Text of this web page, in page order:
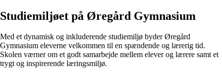
Studiemiljøet på Øregård Gymnasium
Med et dynamisk og inkluderende studiemiljø byder Øregård
Gymnasium eleverne velkommen til en spændende og lærerig tid.
Skolen værner om et godt samarbejde mellem elever og lærere samt et
trygt og inspirerende læringsmiljø.